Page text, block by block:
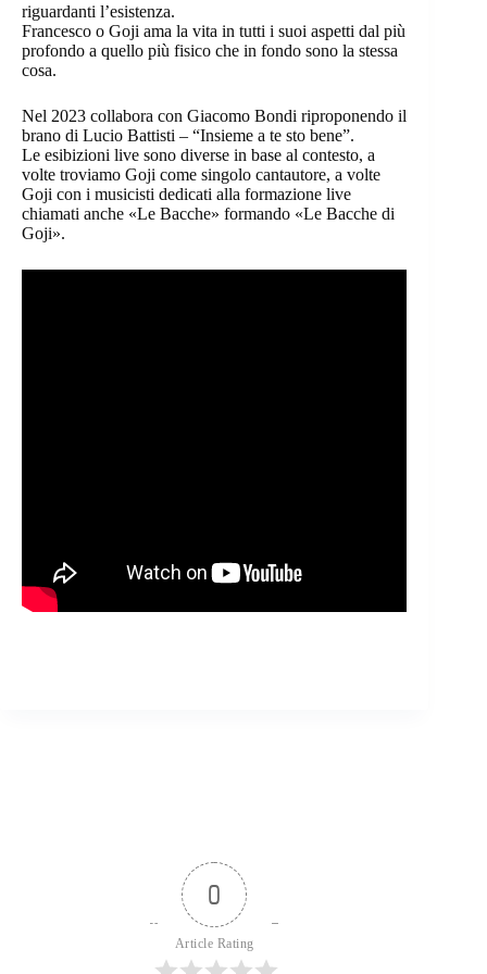
riguardanti l’esistenza.
Francesco o Goji ama la vita in tutti i suoi aspetti dal più
profondo a quello più fisico che in fondo sono la stessa
cosa.
Nel 2023 collabora con Giacomo Bondi riproponendo il
brano di Lucio Battisti – “Insieme a te sto bene”.
Le esibizioni live sono diverse in base al contesto, a
volte troviamo Goji come singolo cantautore, a volte
Goji con i musicisti dedicati alla formazione live
chiamati anche «Le Bacche» formando «Le Bacche di
Goji».
0
Article Rating